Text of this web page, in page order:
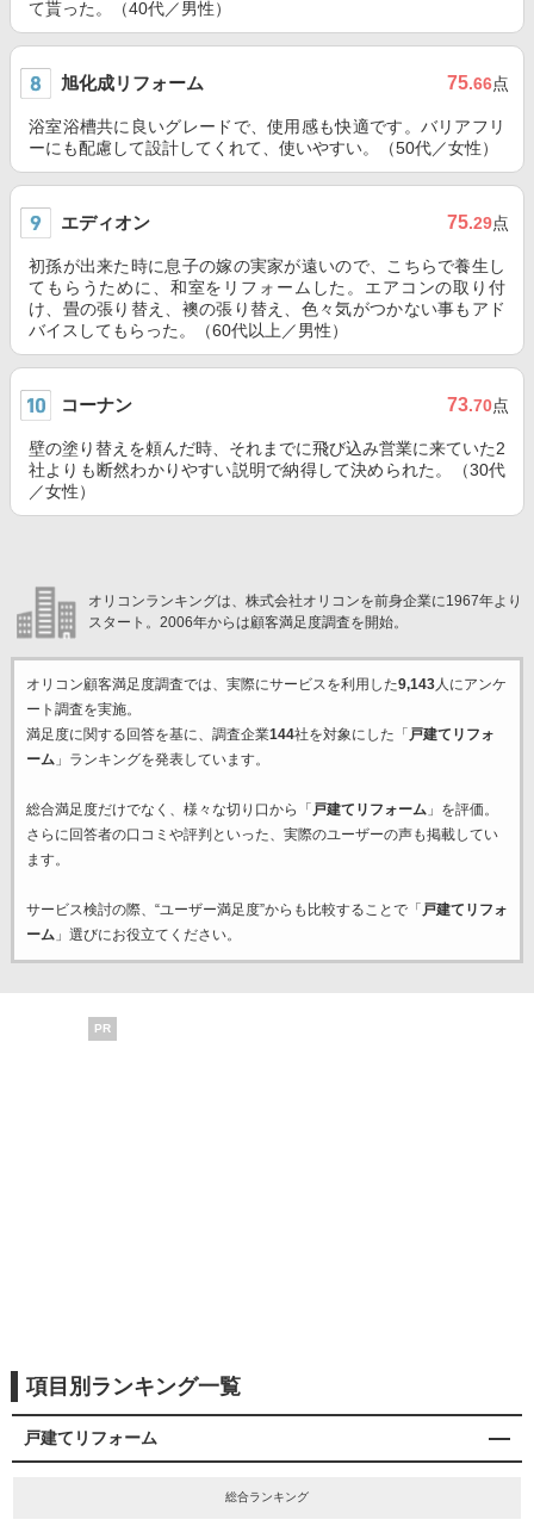
て貰った。（40代／男性）
旭化成リフォーム 75.66点
浴室浴槽共に良いグレードで、使用感も快適です。バリアフリ
ーにも配慮して設計してくれて、使いやすい。（50代／女性）
エディオン 75.29点
初孫が出来た時に息子の嫁の実家が遠いので、こちらで養生し
てもらうために、和室をリフォームした。エアコンの取り付
け、畳の張り替え、襖の張り替え、色々気がつかない事もアド
バイスしてもらった。（60代以上／男性）
コーナン 73.70点
壁の塗り替えを頼んだ時、それまでに飛び込み営業に来ていた2
社よりも断然わかりやすい説明で納得して決められた。（30代
／女性）
オリコンランキングは、株式会社オリコンを前身企業に1967年より
スタート。2006年からは顧客満足度調査を開始。
オリコン顧客満足度調査では、実際にサービスを利用した9,143人にアンケ
ート調査を実施。
満足度に関する回答を基に、調査企業144社を対象にした「 戸建てリフォ
ーム」ランキングを発表しています。
総合満足度だけでなく、様々な切り口から「 戸建てリフォーム」を評価。
さらに回答者の口コミや評判といった、実際のユーザーの声も掲載してい
ます。
サービス検討の際、“ユーザー満足度”からも比較することで「 戸建てリフォ
ーム」選びにお役立てください。
PR
項目別ランキング一覧
戸建てリフォーム
総合ランキング